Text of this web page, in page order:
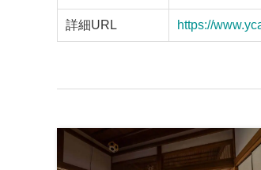
詳細URL https://